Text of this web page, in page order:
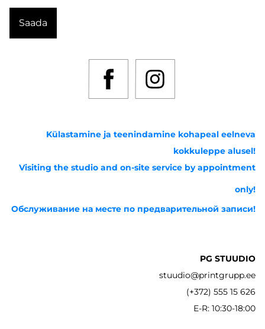
Külastamine ja teenindamine kohapeal eelneva
kokkuleppe alusel!
Visiting the studio and on-site service by appointment
only!
Обслуживание на месте по предварительной записи!
PG STUUDIO
stuudio@printgrupp.ee
(+372) 555 15 626
E-R: 10:30-18:00